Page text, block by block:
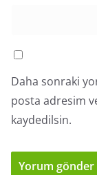
Daha sonraki
posta adresim
kaydedilsin.